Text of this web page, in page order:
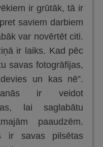
ir grūtāk, tā ir
saviem darbiem
var novērtēt citi.
ir laiks. Kad pēc
savas fotogrāfijas,
un kas nē”.
ir veidot
lai saglabātu
paaudzēm.
ir savas pilsētas